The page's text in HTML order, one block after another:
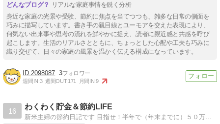
リアルな家庭事情を鋭く分析
身近な家庭の光景や受験、節約に焦点を当てつつも、雑多な日常の側面を
巧みに描写しています。書き手の親目線とユーモアを交えた表現により、
何気ない出来事や思考の流れを鮮やかに捉え、読者に親近感と共感を呼び
起こします。生活のリアルさとともに、ちょっとした心配や工夫も巧みに
織り交ぜて、日々の家庭の風景を温かく伝える構成になっています。
2098087 3
週間IN:3 週間OUT:171 月間IN:9
16
わくわく貯金＆節約LIFE
新米主婦の節約日記です 目指せ！半年で（年末までに）５０万円貯金！！ お小遣い稼ぎや家計のことも載せちゃいます